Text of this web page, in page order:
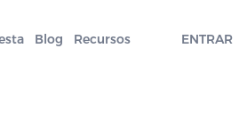
Blog Recursos ENTRAR